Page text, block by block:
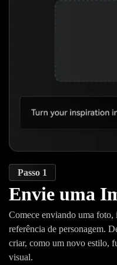
Passo 1
Envie uma
Comece enviando uma foto,
referência de personagem.
criar, como um novo estilo,
visual.